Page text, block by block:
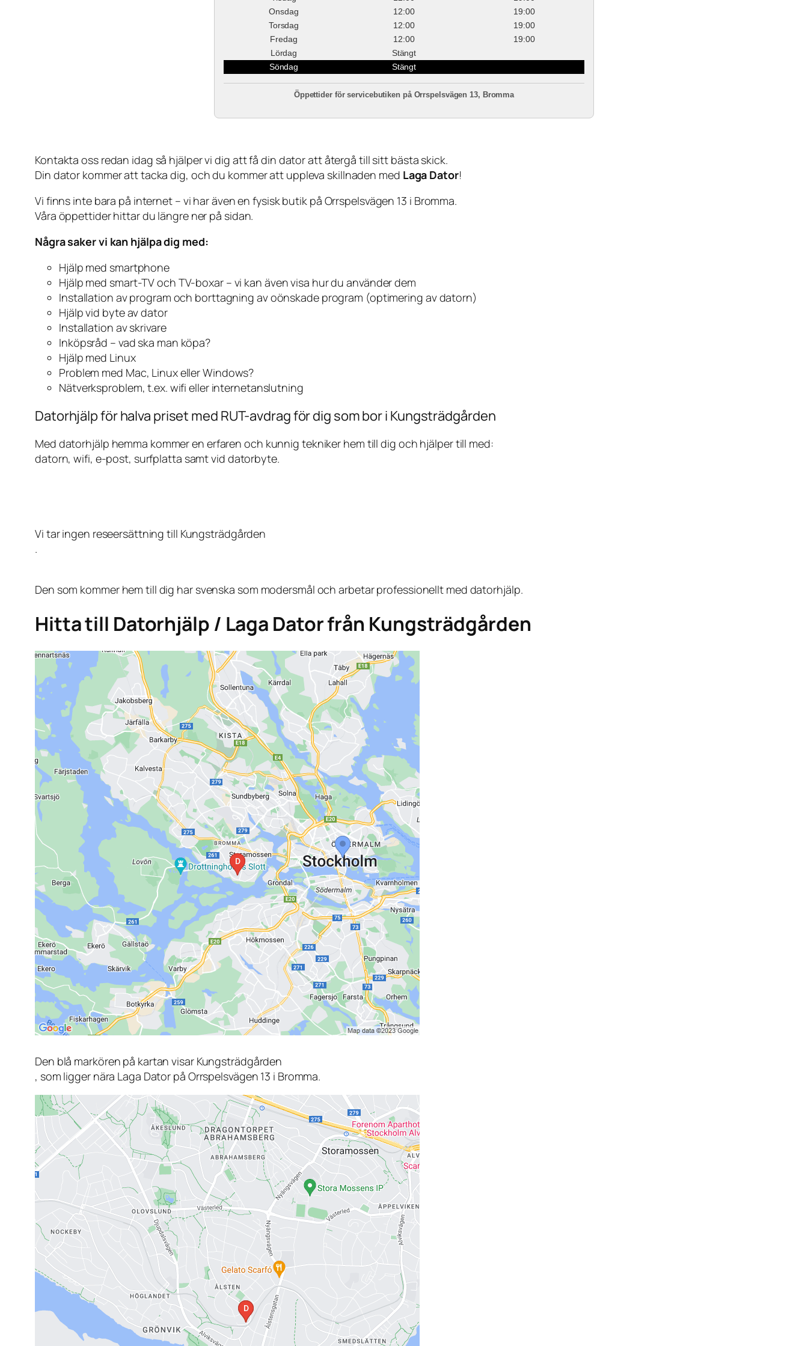
Onsdag
12:00
19:00
Torsdag
12:00
19:00
Fredag
12:00
19:00
Lördag
Stängt
Söndag
Stängt
Öppettider för servicebutiken på Orrspelsvägen 13, Bromma
Kontakta oss redan idag så hjälper vi dig att få din dator att återgå till sitt bästa skick.
Din dator kommer att tacka dig, och du kommer att uppleva skillnaden med Laga Dator!
Vi finns inte bara på internet – vi har även en fysisk butik på Orrspelsvägen 13 i Bromma.
Våra öppettider hittar du längre ner på sidan.
Några saker vi kan hjälpa dig med:
Hjälp med smartphone
Hjälp med smart-TV och TV-boxar – vi kan även visa hur du använder dem
Installation av program och borttagning av oönskade program (optimering av datorn)
Hjälp vid byte av dator
Installation av skrivare
Inköpsråd – vad ska man köpa?
Hjälp med Linux
Problem med Mac, Linux eller Windows?
Nätverksproblem, t.ex. wifi eller internetanslutning
Datorhjälp för halva priset med RUT-avdrag för dig som bor i Kungsträdgården
Med datorhjälp hemma kommer en erfaren och kunnig tekniker hem till dig och hjälper till med:
datorn, wifi, e-post, surfplatta samt vid datorbyte.
Vi tar ingen reseersättning till Kungsträdgården
.
Den som kommer hem till dig har svenska som modersmål och arbetar professionellt med datorhjälp.
Hitta till Datorhjälp / Laga Dator från Kungsträdgården
Den blå markören på kartan visar Kungsträdgården
, som ligger nära Laga Dator på Orrspelsvägen 13 i Bromma.